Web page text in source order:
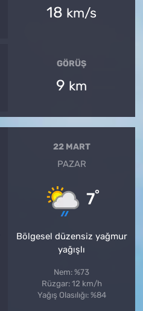
18 km/s
GÖRÜŞ
9 km
22 MART
PAZAR
7°
Bölgesel düzensiz yağmur
yağışlı
Nem: %73
Rüzgar: 12 km/h
Yağış Olasılığı: %84